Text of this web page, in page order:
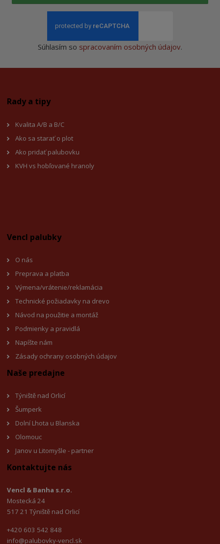
Súhlasím so spracovaním osobných údajov.
Rady a tipy
Kvalita A/B a B/C
Ako sa starať o plot
Ako pridať palubovku
KVH vs hobľované hranoly
Vencl palubky
O nás
Preprava a platba
Výmena/vrátenie/reklamácia
Technické požiadavky na drevo
Návod na použitie a montáž
Podmienky a pravidlá
Napíšte nám
Zásady ochrany osobných údajov
Naše predajne
Týniště nad Orlicí
Šumperk
Dolní Lhota u Blanska
Olomouc
Janov u Litomyšle - partner
Kontaktujte nás
Vencl & Banha s.r.o.
Mostecká 24
517 21 Týniště nad Orlicí
+420 603 542 848
info@palubovky-vencl.sk